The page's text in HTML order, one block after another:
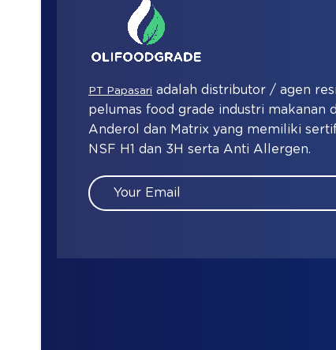
PT Papasari adalah distributor / agen
pelumas food grade industri makanan
Anderol dan Matrix yang memiliki
NSF H1 dan 3H serta Anti Allergen.